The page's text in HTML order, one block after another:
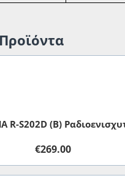
R-S202D (B)
€269.00